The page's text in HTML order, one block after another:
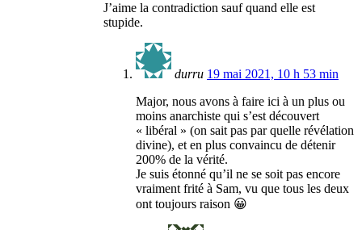
J’aime la contradiction sauf quand elle est
stupide.
durru 19 mai 2021, 10 h 53 min
Major, nous avons à faire ici à un plus ou
moins anarchiste qui s’est découvert
« libéral » (on sait pas par quelle révélation
divine), et en plus convaincu de détenir
200% de la vérité.
Je suis étonné qu’il ne se soit pas encore
vraiment frité à Sam, vu que tous les deux
ont toujours raison 😀